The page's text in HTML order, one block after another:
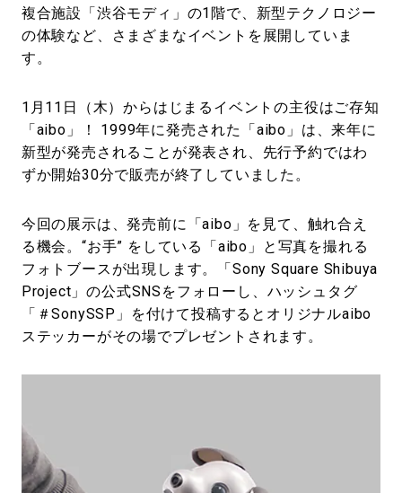
#SPORTS #HANDSOME HANDBOOK
複合施設「渋谷モディ」の1階で、新型テクノロジー
の体験など、さまざまなイベントを展開していま
す。
1月11日（木）からはじまるイベントの主役はご存知
「aibo」！ 1999年に発売された「aibo」は、来年に
新型が発売されることが発表され、先行予約ではわ
ずか開始30分で販売が終了していました。
今回の展示は、発売前に「aibo」を見て、触れ合え
る機会。“お手” をしている「aibo」と写真を撮れる
フォトブースが出現します。「Sony Square Shibuya
Project」の公式SNSをフォローし、ハッシュタグ
「＃SonySSP」を付けて投稿するとオリジナルaibo
ステッカーがその場でプレゼントされます。